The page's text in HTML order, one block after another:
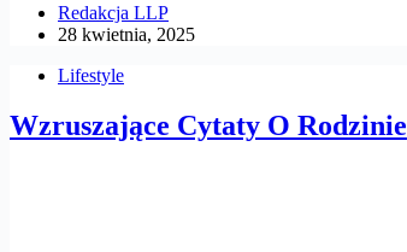
Redakcja LLP
28 kwietnia, 2025
Lifestyle
Wzruszające Cytaty O Rodzinie